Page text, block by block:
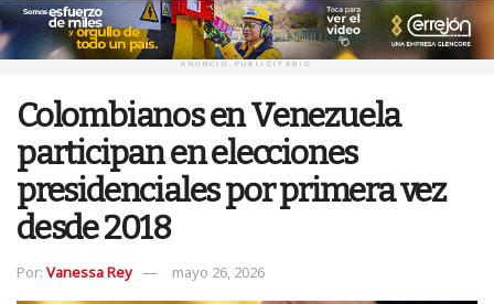
ANUNCIO PUBLICITARIO
Colombianos en Venezuela
participan en elecciones
presidenciales por primera vez
desde 2018
Por: Vanessa Rey mayo 26, 2026